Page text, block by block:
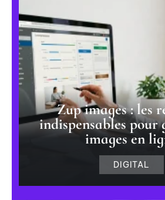
Zup images : les
indispensables pour
images en
DIGITAL